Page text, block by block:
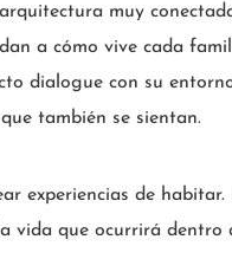
muy
a cómo vive cada
dialogue con su
también se sientan.
experiencias de
vida que ocurrirá dentro